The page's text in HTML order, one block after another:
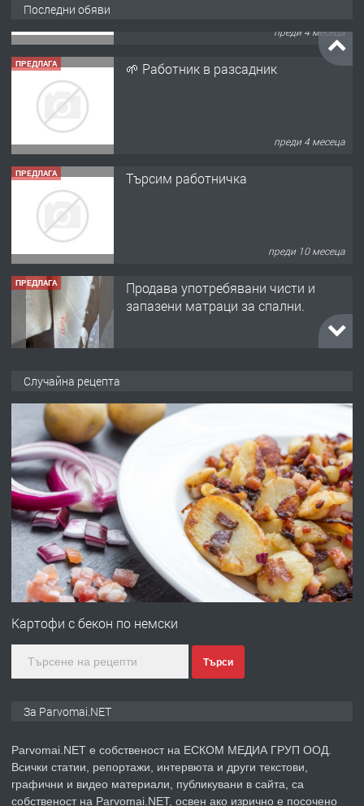
Последни обяви
ПРЕДЛАГА
ПРЕДЛАГА
ПРЕДЛАГА
Продава употребявани чисти и
запазени матраци за спални.
преди 1 година
преди 1 година
ПРЕДЛАГА
Първи поход "По стъпките на Ангел
преди 1 година
ПРЕДЛАГА
Монтажник на малки детайли за
преди 1 година
Случайна рецепта
Картофи с бекон по немски
Търси
За Parvomai.NET
Parvomai.NET е собственост на ЕСКОМ МЕДИА ГРУП ООД.
Всички статии, репортажи, интервюта и други текстови,
графични и видео материали, публикувани в сайта, са
собственост на Parvomai.NET, освен ако изрично е посочено